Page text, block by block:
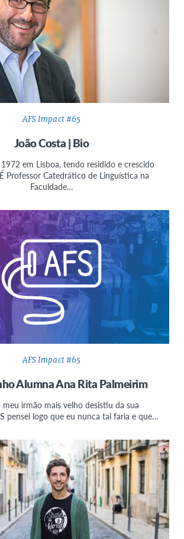
AFS Impact #65
João Costa | Bio
em Lisboa, tendo residido e crescido
Professor Catedrático de Linguística na
Faculdade…
AFS Impact #65
Alumna Ana Rita Palmeirim
irmão mais velho desistiu da sua
pensei logo que eu nunca tal faria e que…